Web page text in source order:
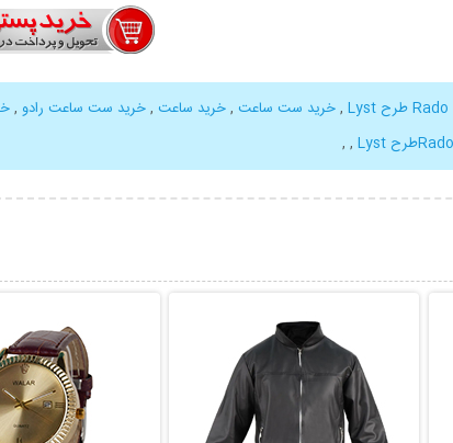
,خرید ست ساعت ,خرید ساعت ,خرید ست ساعت رادو ,
,
,